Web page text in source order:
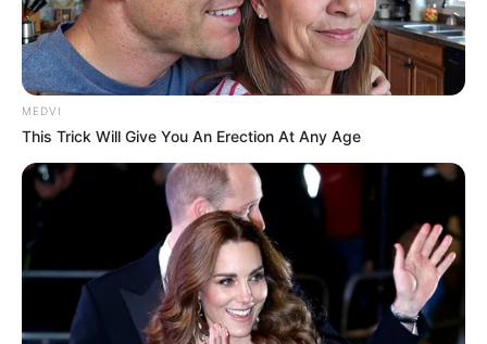
MEDVI
This Trick Will Give You An Erection At Any Age